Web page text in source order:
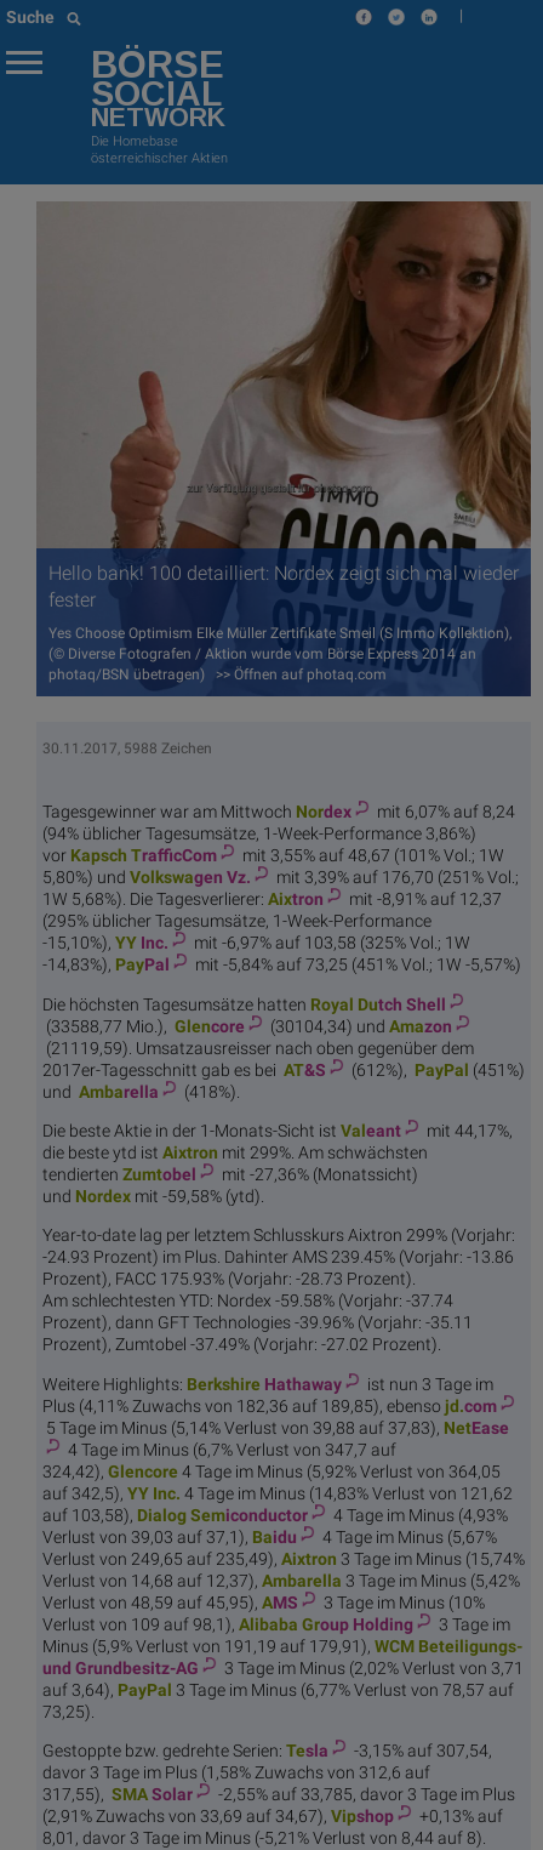
Suche |
BÖRSE
SOCIAL
NETWORK
Die Homebase
österreichischer Aktien
Hello bank! 100 detailliert: Nordex zeigt sich mal wieder
fester
Yes Choose Optimism Elke Müller Zertifikate Smeil (S Immo Kollektion),
(© Diverse Fotografen / Aktion wurde vom Börse Express 2014 an
photaq/BSN übetragen) >> Öffnen auf photaq.com
30.11.2017, 5988 Zeichen
Tagesgewinner war am Mittwoch Nordex
mit 6,07% auf 8,24
(94% üblicher Tagesumsätze, 1-Week-Performance 3,86%)
vor Kapsch TrafficCom
mit 3,55% auf 48,67 (101% Vol.; 1W
5,80%) und Volkswagen Vz.
mit 3,39% auf 176,70 (251% Vol.;
1W 5,68%). Die Tagesverlierer: Aixtron
mit -8,91% auf 12,37
(295% üblicher Tagesumsätze, 1-Week-Performance
-15,10%), YY Inc.
mit -6,97% auf 103,58 (325% Vol.; 1W
-14,83%), PayPal mit -5,84% auf 73,25 (451% Vol.; 1W -5,57%)
Die höchsten Tagesumsätze hatten Royal Dutch Shell
(33588,77 Mio.), Glencore (30104,34) und Amazon
(21119,59). Umsatzausreisser nach oben gegenüber dem
2017er-Tagesschnitt gab es bei AT&S (612%), PayPal (451%)
und Ambarella (418%).
Die beste Aktie in der 1-Monats-Sicht ist Valeant
mit 44,17%,
die beste ytd ist Aixtron mit 299%. Am schwächsten
tendierten Zumtobel
mit -27,36% (Monatssicht)
und Nordex mit -59,58% (ytd).
Year-to-date lag per letztem Schlusskurs Aixtron 299% (Vorjahr:
-24.93 Prozent) im Plus. Dahinter AMS 239.45% (Vorjahr: -13.86
Prozent), FACC 175.93% (Vorjahr: -28.73 Prozent).
Am schlechtesten YTD: Nordex -59.58% (Vorjahr: -37.74
Prozent), dann GFT Technologies -39.96% (Vorjahr: -35.11
Prozent), Zumtobel -37.49% (Vorjahr: -27.02 Prozent).
Weitere Highlights: Berkshire Hathaway
ist nun 3 Tage im
Plus (4,11% Zuwachs von 182,36 auf 189,85), ebensojd.com
5 Tage im Minus (5,14% Verlust von 39,88 auf 37,83), NetEase
4 Tage im Minus (6,7% Verlust von 347,7 auf
324,42), Glencore 4 Tage im Minus (5,92% Verlust von 364,05
auf 342,5), YY Inc. 4 Tage im Minus (14,83% Verlust von 121,62
auf 103,58), Dialog Semiconductor
4 Tage im Minus (4,93%
Verlust von 39,03 auf 37,1), Baidu
4 Tage im Minus (5,67%
Verlust von 249,65 auf 235,49), Aixtron 3 Tage im Minus (15,74%
Verlust von 14,68 auf 12,37), Ambarella 3 Tage im Minus (5,42%
Verlust von 48,59 auf 45,95), AMS
3 Tage im Minus (10%
Verlust von 109 auf 98,1), Alibaba Group Holding
3 Tage im
Minus (5,9% Verlust von 191,19 auf 179,91), WCM Beteiligungs-
und Grundbesitz-AG
3 Tage im Minus (2,02% Verlust von 3,71
auf 3,64), PayPal 3 Tage im Minus (6,77% Verlust von 78,57 auf
73,25).
Gestoppte bzw. gedrehte Serien: Tesla
-3,15% auf 307,54,
davor 3 Tage im Plus (1,58% Zuwachs von 312,6 auf
317,55), SMASolar
-2,55% auf 33,785, davor 3 Tage im Plus
(2,91% Zuwachs von 33,69 auf 34,67), Vipshop
+0,13% auf
8,01, davor 3 Tage im Minus (-5,21% Verlust von 8,44 auf 8).